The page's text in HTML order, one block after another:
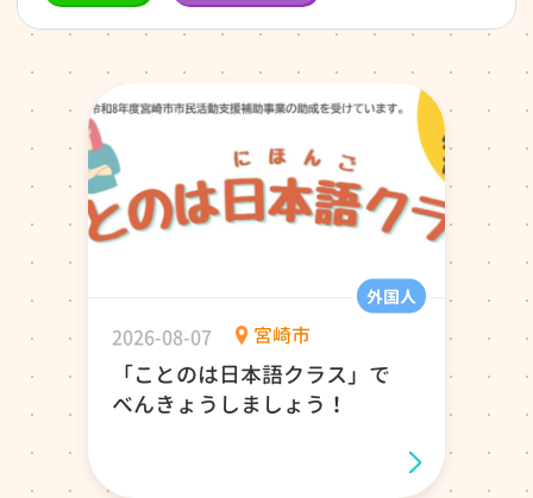
外国人
2026-08-07 宮崎市
「ことのは日本語クラス」で
べんきょうしましょう！